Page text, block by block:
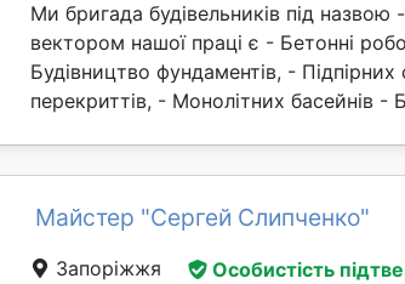
Ми бригада будівельників під
вектором нашої праці є - Бетонні
Будівництво фундаментів, - Підпірних
перекриттів, - Монолітних басейнів -
Майстер "Сергей Слипченко"
Запоріжжя Особистість